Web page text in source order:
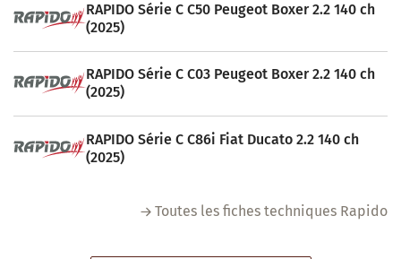
RAPIDO Série C C50 Peugeot Boxer 2.2 140 ch
(2025)
RAPIDO Série C C03 Peugeot Boxer 2.2 140 ch
(2025)
RAPIDO Série C C86i Fiat Ducato 2.2 140 ch
(2025)
Toutes les fiches techniques Rapido